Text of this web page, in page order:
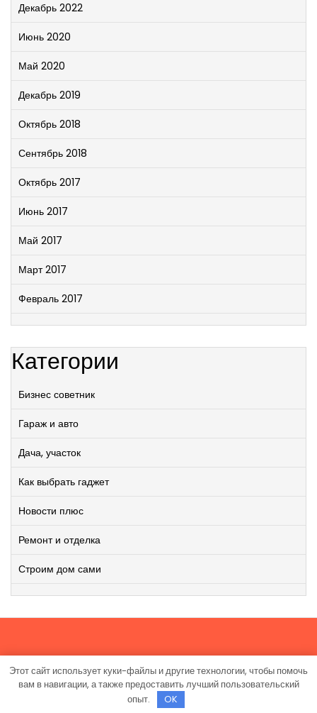
Декабрь 2022
Июнь 2020
Май 2020
Декабрь 2019
Октябрь 2018
Сентябрь 2018
Октябрь 2017
Июнь 2017
Май 2017
Март 2017
Февраль 2017
Категории
Бизнес советник
Гараж и авто
Дача, участок
Как выбрать гаджет
Новости плюс
Ремонт и отделка
Строим дом сами
Работает на WordPress|Viral News WordPress Theme
TheMagnifico.
Этот сайт использует куки-файлы и другие технологии, чтобы помочь
вам в навигации, а также предоставить лучший пользовательский
опыт.
OK